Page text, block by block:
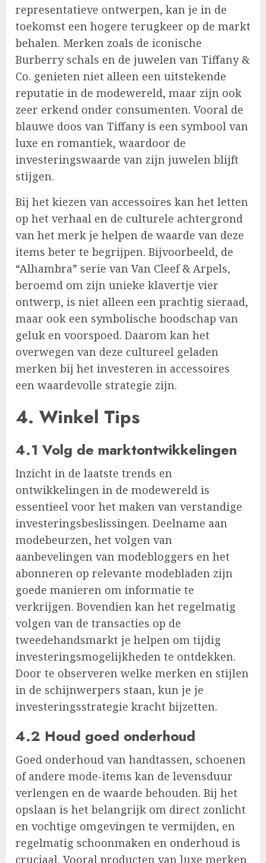
representatieve ontwerpen, kan je in de
toekomst een hogere terugkeer op de markt
behalen. Merken zoals de iconische
Burberry schals en de juwelen van Tiffany &
Co. genieten niet alleen een uitstekende
reputatie in de modewereld, maar zijn ook
zeer erkend onder consumenten. Vooral de
blauwe doos van Tiffany is een symbool van
luxe en romantiek, waardoor de
investeringswaarde van zijn juwelen blijft
stijgen.
Bij het kiezen van accessoires kan het letten
op het verhaal en de culturele achtergrond
van het merk je helpen de waarde van deze
items beter te begrijpen. Bijvoorbeeld, de
“Alhambra” serie van Van Cleef & Arpels,
beroemd om zijn unieke klavertje vier
ontwerp, is niet alleen een prachtig sieraad,
maar ook een symbolische boodschap van
geluk en voorspoed. Daarom kan het
overwegen van deze cultureel geladen
merken bij het investeren in accessoires
een waardevolle strategie zijn.
4. Winkel Tips
4.1 Volg de marktontwikkelingen
Inzicht in de laatste trends en
ontwikkelingen in de modewereld is
essentieel voor het maken van verstandige
investeringsbeslissingen. Deelname aan
modebeurzen, het volgen van
aanbevelingen van modebloggers en het
abonneren op relevante modebladen zijn
goede manieren om informatie te
verkrijgen. Bovendien kan het regelmatig
volgen van de transacties op de
tweedehandsmarkt je helpen om tijdig
investeringsmogelijkheden te ontdekken.
Door te observeren welke merken en stijlen
in de schijnwerpers staan, kun je je
investeringsstrategie kracht bijzetten.
4.2 Houd goed onderhoud
Goed onderhoud van handtassen, schoenen
of andere mode-items kan de levensduur
verlengen en de waarde behouden. Bij het
opslaan is het belangrijk om direct zonlicht
en vochtige omgevingen te vermijden, en
regelmatig schoonmaken en onderhoud is
cruciaal. Vooral producten van luxe merken